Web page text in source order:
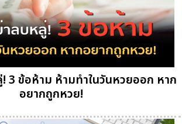
3 ข้อห้าม ห้ามทำในวันหวยออก หาก
อยากถูกหวย!